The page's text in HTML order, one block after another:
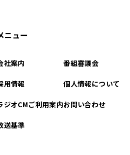
2025年09月
2025年08月
ニュー
社案内
用情報
ジオCMご利用案内
送基準
番組審議会
個人情報について
お問い合わせ